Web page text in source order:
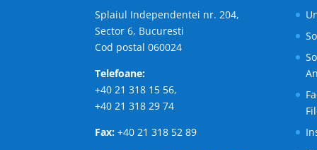
Splaiul Independentei nr. 204,
Sector 6, Bucuresti
Cod postal 060024
Telefoane:
+40 21 318 15 56,
+40 21 318 29 74
Fax:+40 21 318 52 89